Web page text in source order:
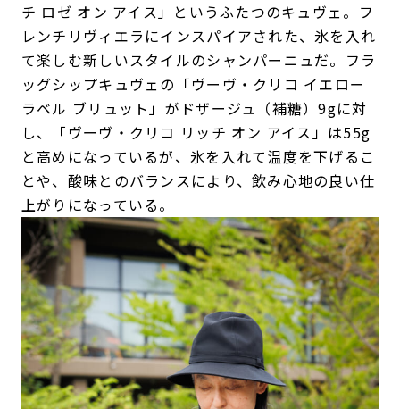
チ ロゼ オン アイス」というふたつのキュヴェ。フ
レンチリヴィエラにインスパイアされた、氷を入れ
て楽しむ新しいスタイルのシャンパーニュだ。フラ
ッグシップキュヴェの「ヴーヴ・クリコ イエロー
ラベル ブリュット」がドザージュ（補糖）9gに対
し、「ヴーヴ・クリコ リッチ オン アイス」は55g
と高めになっているが、氷を入れて温度を下げるこ
とや、酸味とのバランスにより、飲み心地の良い仕
上がりになっている。